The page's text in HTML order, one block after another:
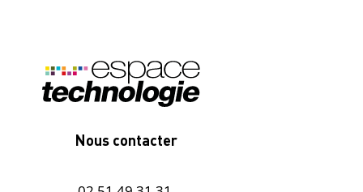
Nous contacter